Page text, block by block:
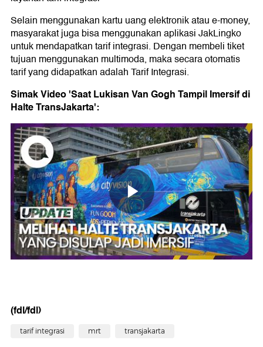
Selain menggunakan kartu uang elektronik atau e-money,
masyarakat juga bisa menggunakan aplikasi JakLingko
untuk mendapatkan tarif integrasi. Dengan membeli tiket
tujuan menggunakan multimoda, maka secara otomatis
tarif yang didapatkan adalah Tarif Integrasi.
Simak Video 'Saat Lukisan Van Gogh Tampil Imersif di
Halte TransJakarta':
(fdl/fdl)
tarif integrasi mrt transjakarta